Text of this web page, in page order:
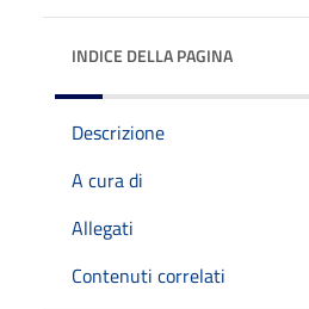
INDICE DELLA PAGINA
Descrizione
A cura di
Allegati
Contenuti correlati